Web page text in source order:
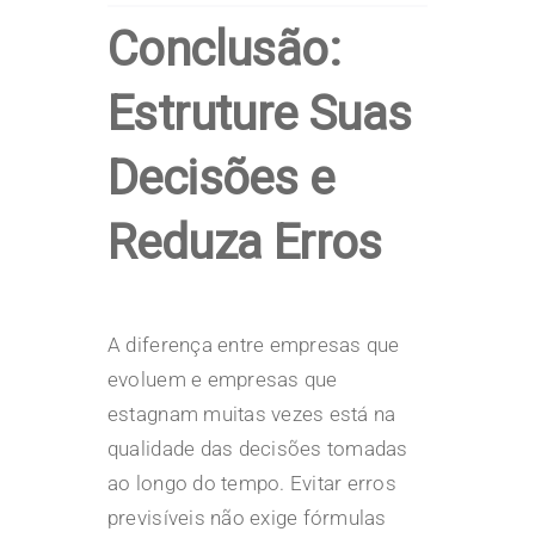
Conclusão:
Estruture Suas
Decisões e
Reduza Erros
A diferença entre empresas que
evoluem e empresas que
estagnam muitas vezes está na
qualidade das decisões tomadas
ao longo do tempo. Evitar erros
previsíveis não exige fórmulas